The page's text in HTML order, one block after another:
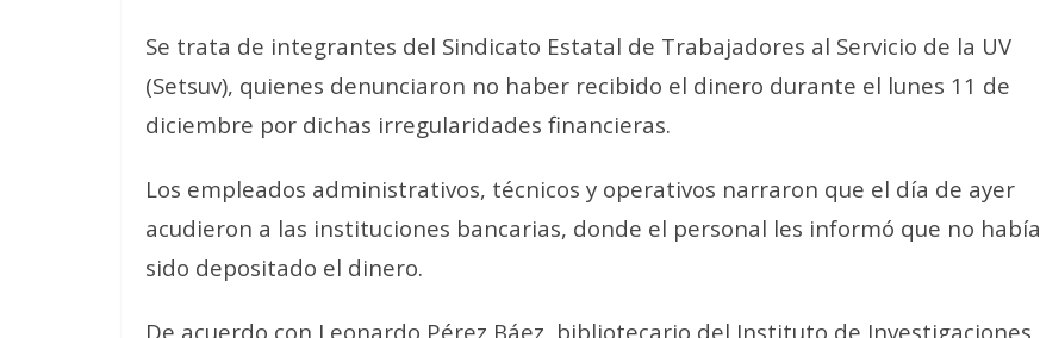
Se trata de integrantes del Sindicato Estatal de Trabajadores al Servicio de la UV
(Setsuv), quienes denunciaron no haber recibido el dinero durante el lunes 11 de
diciembre por dichas irregularidades financieras.
Los empleados administrativos, técnicos y operativos narraron que el día de ayer
acudieron a las instituciones bancarias, donde el personal les informó que no había
sido depositado el dinero.
De acuerdo con Leonardo Pérez Báez, bibliotecario del Instituto de Investigaciones